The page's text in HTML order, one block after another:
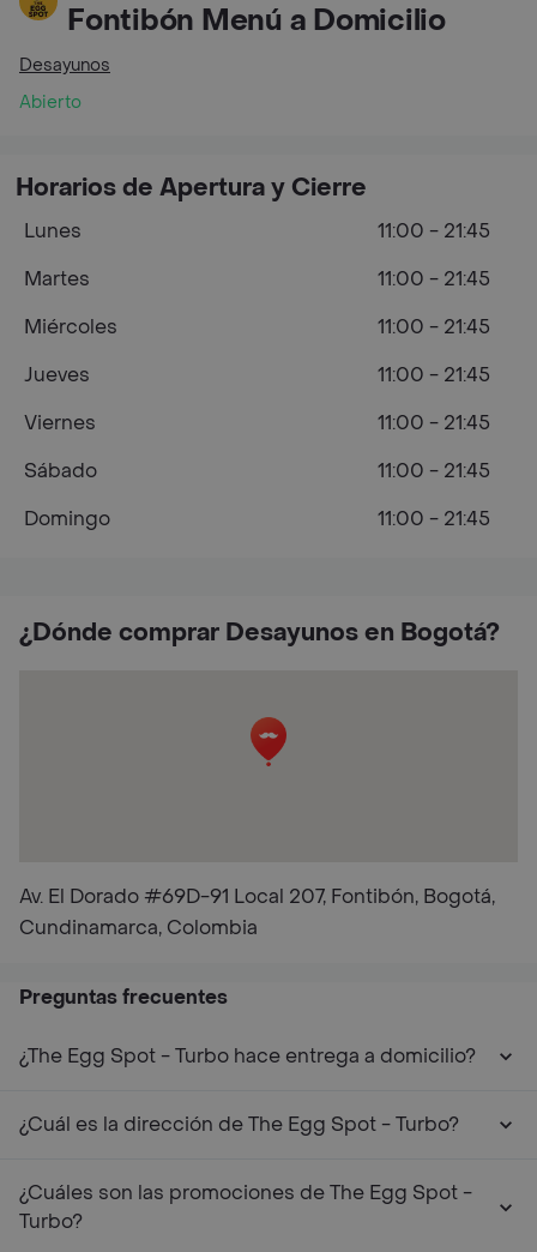
Fontibón Menú a Domicilio
Desayunos
Abierto
¿Dónde comprar Desayunos en Bogotá?
Av. El Dorado #69D-91 Local 207, Fontibón, Bogotá,
Cundinamarca, Colombia
Horarios de Apertura y Cierre
Lunes
11:00 - 21:45
Martes
11:00 - 21:45
Miércoles
11:00 - 21:45
Jueves
11:00 - 21:45
Viernes
11:00 - 21:45
Sábado
11:00 - 21:45
Domingo
11:00 - 21:45
Preguntas frecuentes
¿The Egg Spot - Turbo hace entrega a domicilio?
¿Cuál es la dirección de The Egg Spot - Turbo?
¿Cuáles son las promociones de The Egg Spot -
Turbo?